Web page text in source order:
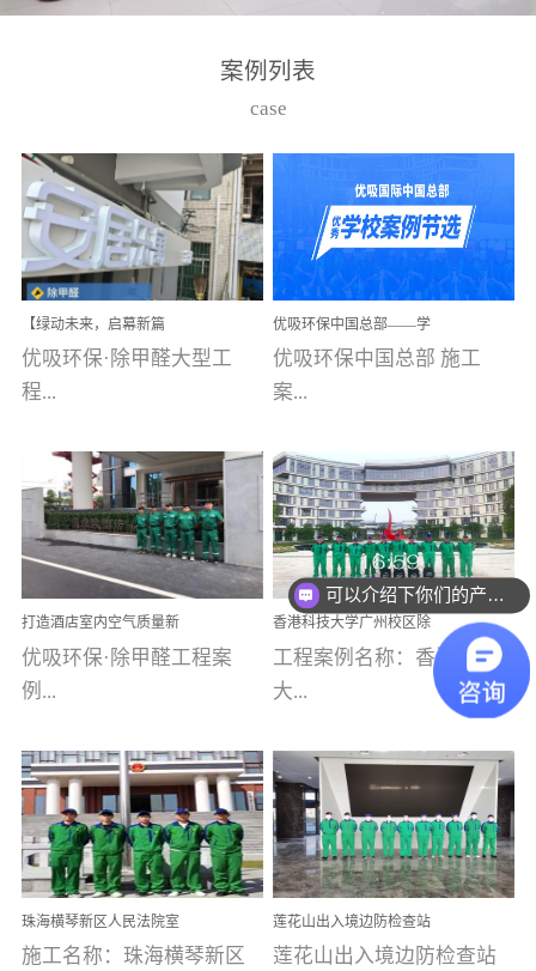
高技能的团队。汇聚了众
取得了多项产品技术专利
和多项国家版权局著作
权，获得高新技术企业称
号。生产优势自主生产自
给自足，优吸公司于2015
在广州番禺区成功建立产
品线生产基地，工厂拥有
自动化生产设备和成熟的
选择源头源材料、严控产
品质量，我们每一批的生
产产品都经过严格的质检
程序；生产车间为优吸总
部和全国分支机构生产光
触媒、净醛王、祛味剂等
优吸系列产品，保质保量
完成生产任务，确保全国
求。资质优势团队优势分
支优势优吸环保是一棵正
茁壮成长的树，只要我们
人人都爱护她、珍惜她、
她将越来越枝繁叶茂，终
将会成为一棵参天大树！
优吸环保截止2020年拥有
案例列表
case
【绿动未来，启幕新篇
章】优吸环保中标深圳安
居乐寓，超大型工装室内
空气治理项目顺利启航，
优吸环保·除甲醛大型工
程...
案例【深圳安居乐寓】室
内空气治理项目深圳安居
乐寓 深圳市安居乐寓
为深圳安居集团旗下城...
优吸环保中国总部——学
校施工案例(节选)
优吸环保中国总部 施工
案...
例(学校工装节选)广州南沙
小学(珠江湾校区)项目地
址：广州市南沙区海滨路
南沙珠江湾江门市蓬江区
禾...
打造酒店室内空气质量新
标杆——优吸环保·标杆之
作：东莞美豪雅致酒店室
内空气治理工程纪实
优吸环保·除甲醛工程案
例...
【东莞美豪雅致酒店】室
内空气治理项目东莞美豪
雅致酒店 东莞美豪雅
致酒店是为中高端人士...
香港科技大学广州校区除
甲醛项目圆满完成
工程案例名称：香港科技
大...
学广州校区室内空气治
理 工程案例地址：广
州南沙区·香港科技大学(广
州)校区 工程案...
珠海横琴新区人民法院室
内除甲醛空气治理项目
施工名称：珠海横琴新区
莲花山出入境边防检查站
室内除甲醛空气治理项目
莲花山出入境边防检查站
可以介绍下你们的产品么